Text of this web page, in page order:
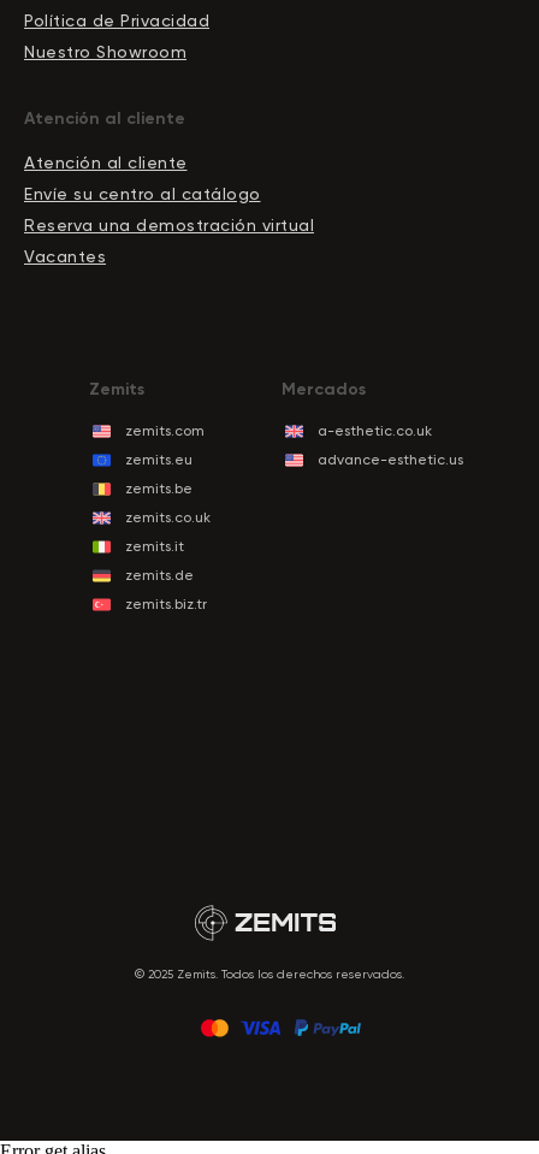
Política de Privacidad
Nuestro Showroom
Atención al cliente
Atención al cliente
Envíe su centro al catálogo
Reserva una demostración virtual
Vacantes
zemits.com
zemits.eu
zemits.be
zemits.co.uk
zemits.it
zemits.de
zemits.biz.tr
Zemits
a-esthetic.co.uk
advance-esthetic.us
Mercados
© 2025 Zemits. Todos los derechos reservados.